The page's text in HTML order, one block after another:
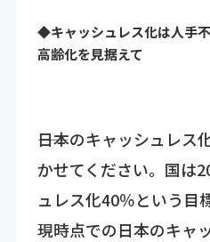
◆キャッシュレス化は人手不
高齢化を見据えて
――日本のキャッシュレ
かせてください。国は
ュレス化40％という目
現時点での日本のキャ